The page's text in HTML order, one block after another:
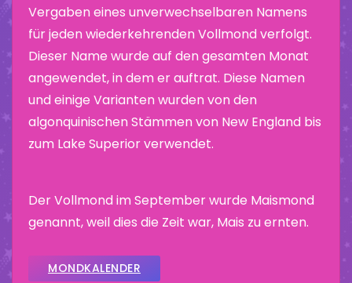
Vergaben eines unverwechselbaren Namens
für jeden wiederkehrenden Vollmond verfolgt.
Dieser Name wurde auf den gesamten Monat
angewendet, in dem er auftrat. Diese Namen
und einige Varianten wurden von den
algonquinischen Stämmen von New England bis
zum Lake Superior verwendet.
Der Vollmond im September wurde Maismond
genannt, weil dies die Zeit war, Mais zu ernten.
MONDKALENDER